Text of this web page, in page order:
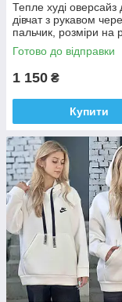
Тепле худі оверсайз
дівчат з рукавом
пальчик, розміри на
134 - 160 см
Готово до відправки
1 150 ₴
Купити